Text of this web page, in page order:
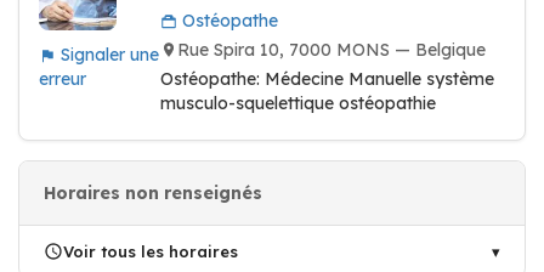
Signaler une
erreur
Ostéopathe
Rue Spira 10, 7000 MONS — Belgique
Ostéopathe: Médecine Manuelle système
musculo-squelettique ostéopathie
Horaires non renseignés
Voir tous les horaires